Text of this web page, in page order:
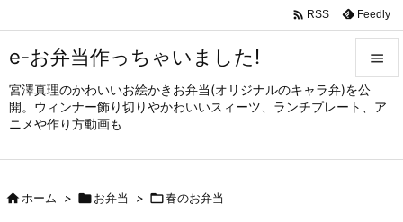
e-お弁当作っちゃいました!
宮澤真理のかわいいお絵かきお弁当(オリジナルのキャラ弁)を公
開。ウィンナー飾り切りやかわいいスィーツ、ランチプレート、ア
ニメや作り方動画も


メニュ
サイド
 RSS Feedly
ホーム > お弁当 > 春のお弁当